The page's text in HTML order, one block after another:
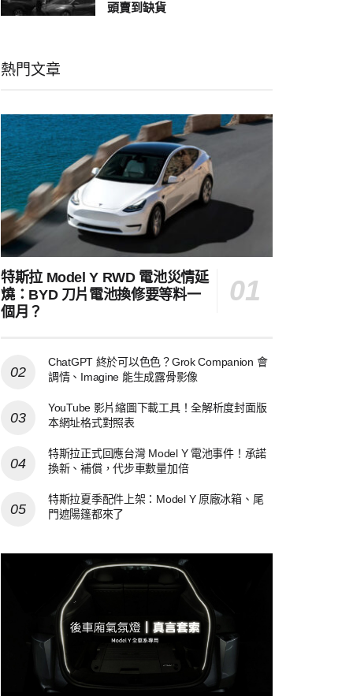
頭賣到缺貨
熱門文章
特斯拉 Model Y RWD 電池災情延
燒：BYD 刀片電池換修要等料一
個月？
ChatGPT 終於可以色色？Grok Companion 會
調情、Imagine 能生成露骨影像
YouTube 影片縮圖下載工具！全解析度封面版
本網址格式對照表
特斯拉正式回應台灣 Model Y 電池事件！承諾
換新、補償，代步車數量加倍
特斯拉夏季配件上架：Model Y 原廠冰箱、尾
門遮陽篷都來了